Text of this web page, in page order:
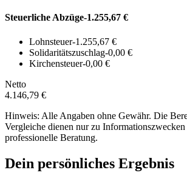
Steuerliche Abzüge-1.255,67 €
Lohnsteuer-1.255,67 €
Solidaritätszuschlag-0,00 €
Kirchensteuer-0,00 €
Netto
4.146,79 €
Hinweis: Alle Angaben ohne Gewähr. Die
Vergleiche dienen nur zu Informationszwecken
professionelle Beratung.
Dein persönliches Ergebnis